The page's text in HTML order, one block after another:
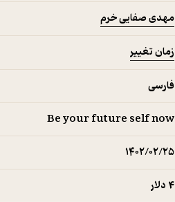
مهدی صفایی خرم
زمان تغییر
فارسی
Be your future self now
۱۴۰۲/۰۲/۲۵
4 دلار